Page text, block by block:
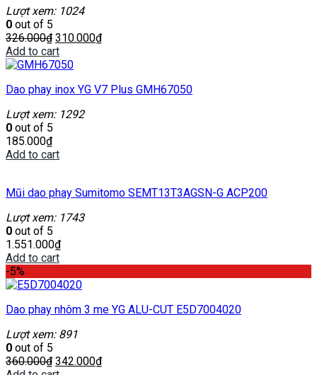
Lượt xem: 1024
0 out of 5
326.000₫ 310.000₫
Add to cart
Dao phay inox YG V7 Plus GMH67050
Lượt xem: 1292
0 out of 5
185.000₫
Add to cart
Mũi dao phay Sumitomo SEMT13T3AGSN-G ACP200
Lượt xem: 1743
0 out of 5
1.551.000₫
Add to cart
-5%
Dao phay nhôm 3 me YG ALU-CUT E5D7004020
Lượt xem: 891
0 out of 5
360.000₫ 342.000₫